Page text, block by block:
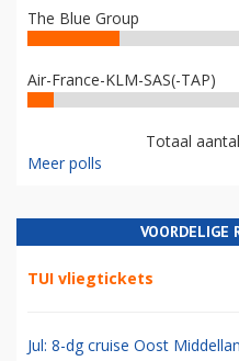
The Blue Group
Air-France-KLM-SAS(-TAP)
Totaal
Meer polls
VOORDELIGE
TUI vliegtickets
Jul: 8-dg cruise Oost